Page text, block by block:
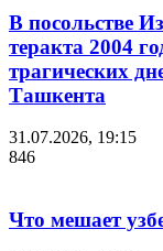
В посольстве
теракта 2004
трагических
Ташкента
31.07.2026, 19:15
846
Что мешает